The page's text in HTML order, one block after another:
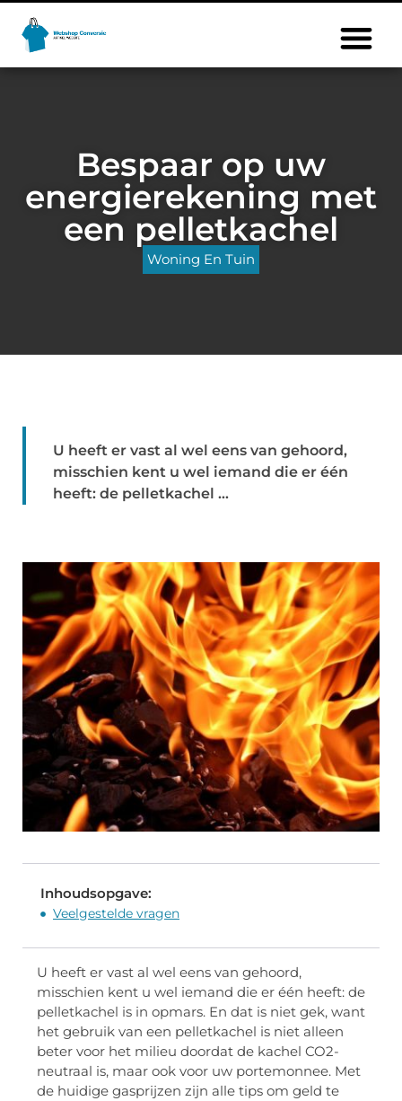
Bespaar op uw
energierekening met
een pelletkachel
Woning En Tuin
U heeft er vast al wel eens van gehoord,
misschien kent u wel iemand die er één
heeft: de pelletkachel ...
Inhoudsopgave:
Veelgestelde vragen
U heeft er vast al wel eens van gehoord,
misschien kent u wel iemand die er één heeft: de
pelletkachel is in opmars. En dat is niet gek, want
het gebruik van een pelletkachel is niet alleen
beter voor het milieu doordat de kachel CO2-
neutraal is, maar ook voor uw portemonnee. Met
de huidige gasprijzen zijn alle tips om geld te